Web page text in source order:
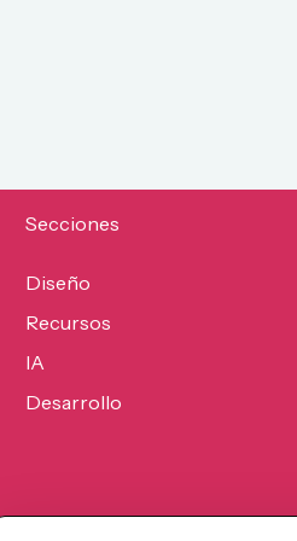
Secciones
Diseño
Recursos
IA
Desarrollo